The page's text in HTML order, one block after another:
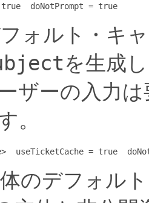
true  doNotPrompt = true
ォルト・キ
を生成
ザーの入力
。
useTicketCache = true
のデフォル